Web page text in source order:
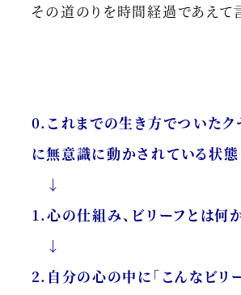
その道のりを時間経過であえて
0.これまでの生き方でついたク
に無意識に動かされている状態
↓
1.心の仕組み、ビリーフとは何
↓
2.自分の心の中に「こんなビリ